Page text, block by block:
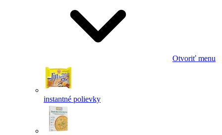
Otvoriť menu
instantné polievky